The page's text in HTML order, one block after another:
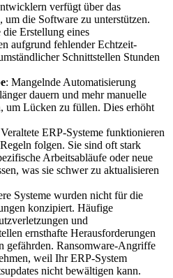
verfügt über das
um die Software zu unterstützen.
Erstellung eines
aufgrund fehlender Echtzeit-
Schnittstellen Stunden
: Mangelnde Automatisierung
dauern und mehr manuelle
um Lücken zu füllen. Dies erhöht
Veraltete ERP-Systeme funktionieren
folgen. Sie sind oft stark
Arbeitsabläufe oder neue
was sie schwer zu aktualisieren
Systeme wurden nicht für die
konzipiert. Häufige
und
ernsthafte Herausforderungen
gefährden. Ransomware-Angriffe
weil Ihr ERP-System
nicht bewältigen kann.